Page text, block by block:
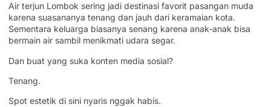
Air terjun Lombok sering jadi destinasi favorit pasangan muda
karena suasananya tenang dan jauh dari keramaian kota.
Sementara keluarga biasanya senang karena anak-anak bisa
bermain air sambil menikmati udara segar.
Dan buat yang suka konten media sosial?
Tenang.
Spot estetik di sini nyaris nggak habis.